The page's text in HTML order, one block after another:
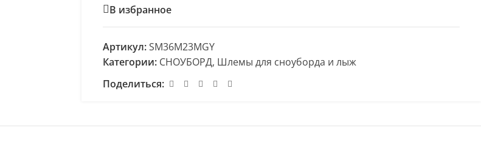
В избранное
Артикул:SM36M23MGY
Категории: СНОУБОРД, Шлемы для сноуборда и лыж
Поделиться: